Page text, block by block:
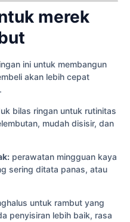
merek
ini untuk membangun
akan lebih cepat
bilas ringan untuk rutinitas
mudah disisir, dan
perawatan mingguan kaya
sering ditata panas, atau
untuk rambut yang
penyisiran lebih baik, rasa